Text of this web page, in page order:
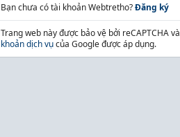
Bạn chưa có tài khoản Webtretho?Đăng ký
Trang web này được bảo vệ bởi reCAPTCHA và
khoản dịch vụcủa Google được áp dụng.